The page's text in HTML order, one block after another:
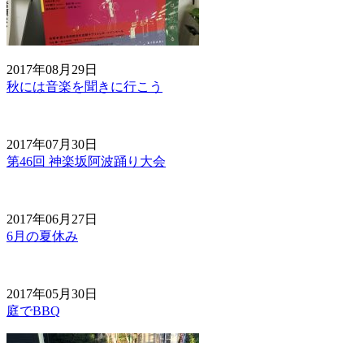
2017年08月29日
秋には音楽を聞きに行こう
2017年07月30日
第46回 神楽坂阿波踊り大会
2017年06月27日
6月の夏休み
2017年05月30日
庭でBBQ